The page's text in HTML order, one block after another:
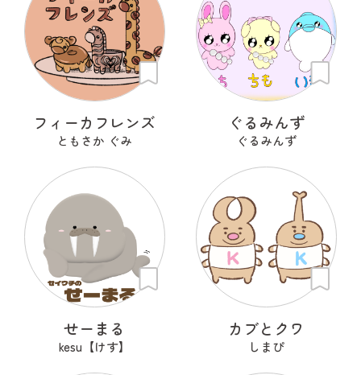
フィーカフレンズ
ともさか ぐみ
ぐるみんず
ぐるみんず
せーまる
kesu【けす】
カブとクワ
しまぴ